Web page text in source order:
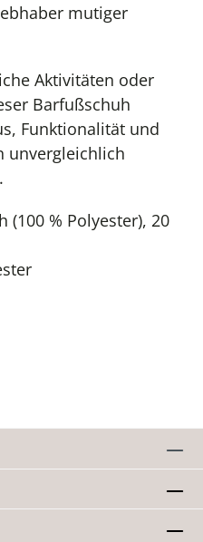
mutiger
Aktivitäten oder
Barfußschuh
Funktionalität und
unvergleichlich
(100 % Polyester), 20